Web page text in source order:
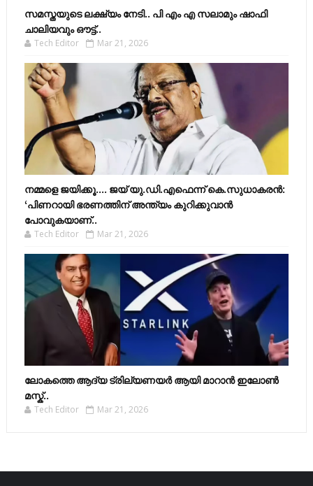
സമസ്തയുടെ ലക്ഷ്യം നേടി.. പി എം എ സലാമും ഷാഫി
ചാലിയവും ഔട്ട്..
Tech Editor Mar 21, 2026
നമ്മളെ ജയിക്കൂ.... ജയ് യു.ഡി.എഫെന്ന് കെ.സുധാകരൻ:
‘പിണറായി ഭരണത്തിന് അന്ത്യം കുറിക്കുവാൻ
പോവുകയാണ്..
Tech Editor Mar 21, 2026
ലോകത്തെ ആദ്യ ട്രില്യണയർ ആയി മാറാൻ ഇലോൺ
മസ്ക്..
Tech Editor Mar 21, 2026